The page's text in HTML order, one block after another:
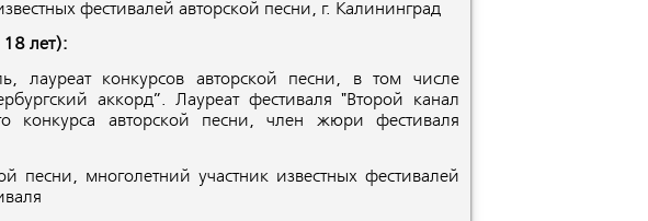
фестивалей авторской песни, г. Калининград
18 лет):
лауреат конкурсов авторской песни, в том числе
аккорд”. Лауреат фестиваля "Второй канал
конкурса авторской песни, член жюри фестиваля
песни, многолетний участник известных фестивалей